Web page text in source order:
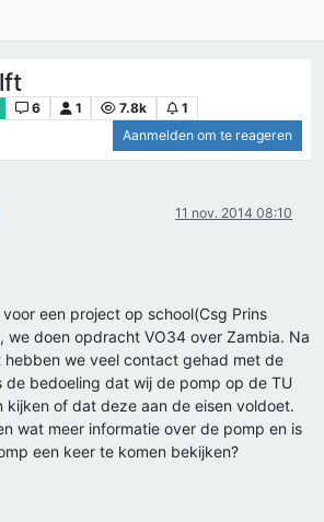
6 1 7.8k
1
Aanmelden om te reageren
11 nov. 2014 08:10
een project op school(Csg Prins
we doen opdracht VO34 over Zambia. Na
we veel contact gehad met de
de bedoeling dat wij de pomp op de TU
kijken of dat deze aan de eisen voldoet.
wat meer informatie over de pomp en is
een keer te komen bekijken?